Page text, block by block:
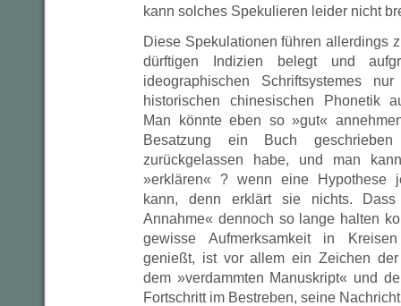
kann solches Spekulieren leider nicht
Diese Spekulationen führen allerdings
dürftigen Indizien belegt und
ideographischen Schriftsystemes
historischen chinesischen Phonetik
Man könnte eben so »gut«
Besatzung ein Buch
zurückgelassen habe, und man
»erklären« ? wenn eine Hypothese
kann, denn erklärt sie nichts.
Annahme« dennoch so lange halten
gewisse Aufmerksamkeit in
genießt, ist vor allem ein Zeichen
dem »verdammten Manuskript« und
Fortschritt im Bestreben, seine